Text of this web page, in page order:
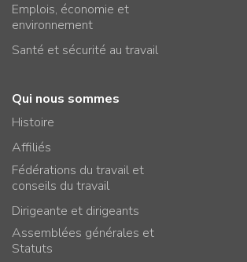
Emplois, économie et
environnement
Santé et sécurité au travail
Qui nous sommes
Histoire
Affiliés
Fédérations du travail et
conseils du travail
Dirigeante et dirigeants
Assemblées générales et
Statuts